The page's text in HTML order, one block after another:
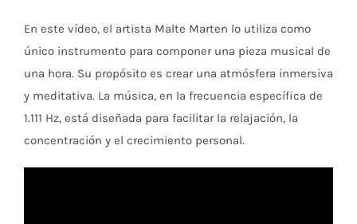
En este vídeo, el artista Malte Marten lo utiliza como
único instrumento para componer una pieza musical de
una hora. Su propósito es crear una atmósfera inmersiva
y meditativa. La música, en la frecuencia específica de
1.111 Hz, está diseñada para facilitar la relajación, la
concentración y el crecimiento personal.